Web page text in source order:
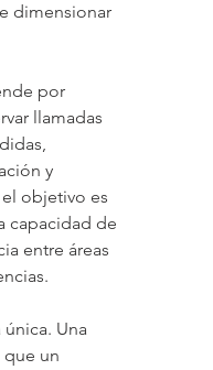
dimensionar
por
llamadas
y
objetivo es
capacidad de
entre áreas
Una
un